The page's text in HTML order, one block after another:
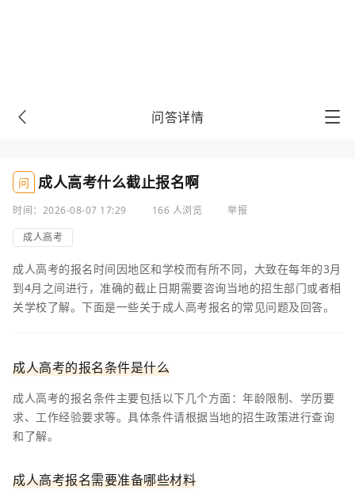
问答详情
问 成人高考什么截止报名啊
时间：2026-08-07 17:29 166 人浏览
举报
成人高考
成人高考的报名时间因地区和学校而有所不同，大致在每年的3月
到4月之间进行，准确的截止日期需要咨询当地的招生部门或者相
关学校了解。下面是一些关于成人高考报名的常见问题及回答。
成人高考的报名条件是什么
成人高考的报名条件主要包括以下几个方面：年龄限制、学历要
求、工作经验要求等。具体条件请根据当地的招生政策进行查询
和了解。
成人高考报名需要准备哪些材料